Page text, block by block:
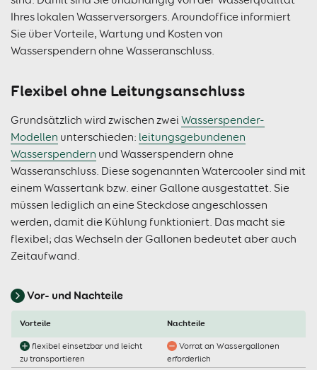
Ihres lokalen Wasserversorgers. Aroundoffice informiert
Sie über Vorteile, Wartung und Kosten von
Wasserspendern ohne Wasseranschluss.
Flexibel ohne Leitungsanschluss
Grundsätzlich wird zwischen zwei Wasserspender-
Modellen unterschieden: leitungsgebundenen
Wasserspendern und Wasserspendern ohne
Wasseranschluss. Diese sogenannten Watercooler sind mit
einem Wassertank bzw. einer Gallone ausgestattet. Sie
müssen lediglich an eine Steckdose angeschlossen
werden, damit die Kühlung funktioniert. Das macht sie
flexibel; das Wechseln der Gallonen bedeutet aber auch
Zeitaufwand.
Vor- und Nachteile
Vorteile Nachteile
flexibel einsetzbar und leicht
zu transportieren
Vorrat an Wassergallonen
erforderlich